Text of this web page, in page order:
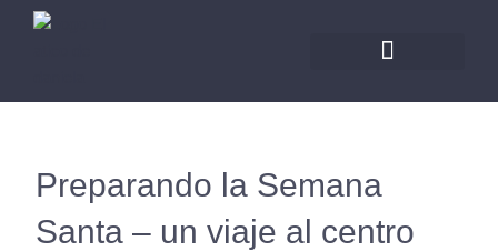
Preparando la Semana
Santa – un viaje al centro